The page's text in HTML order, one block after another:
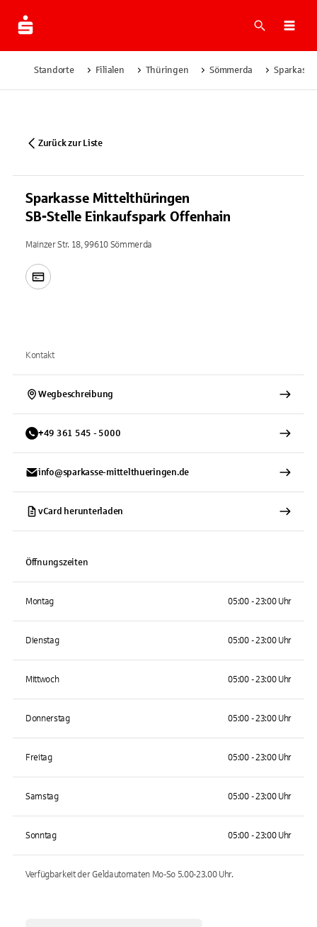
Suche
Standorte Filialen Thüringen Sömmerda
Zurück zur Liste
Sparkasse Mittelthüringen
SB-Stelle Einkaufspark Offenhain
Mainzer Str. 18, 99610 Sömmerda
Kontakt
Wegbeschreibung
+49 361 545 - 5000
info@sparkasse-mittelthueringen.de
vCard herunterladen
Öffnungszeiten
Montag 05:00 - 23:00 Uhr
Dienstag 05:00 - 23:00 Uhr
Mittwoch 05:00 - 23:00 Uhr
Donnerstag 05:00 - 23:00 Uhr
Freitag 05:00 - 23:00 Uhr
Samstag 05:00 - 23:00 Uhr
Sonntag 05:00 - 23:00 Uhr
Verfügbarkeit der Geldautomaten Mo-So 5.00-23.00Uhr.